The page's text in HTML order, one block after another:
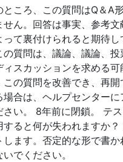
ところ、この質問はQ＆A
せん。回答は事実、参考文
って裏付けられると期待し
の質問は、議論、議論、投
ィスカッションを求める可
この質問を改善でき、再開
場合は、ヘルプセンターに
さい。 8年前に閉鎖。 テ
すると何が失われますか
します。否定的な形で書か
でください。